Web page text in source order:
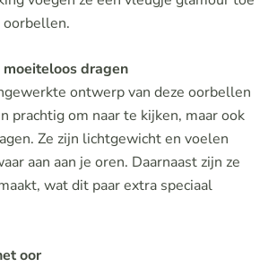
oorbellen.
dragen
ontwerp van deze oorbellen
prachtig om naar te kijken, maar ook
Ze zijn lichtgewicht en voelen
aan aan je oren. Daarnaast zijn ze
wat dit paar extra speciaal
oor